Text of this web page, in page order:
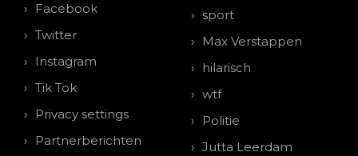
Facebook
Twitter
Instagram
Tik Tok
Privacy settings
Partnerberichten
sport
Max Verstappen
hilarisch
wtf
Politie
Jutta Leerdam